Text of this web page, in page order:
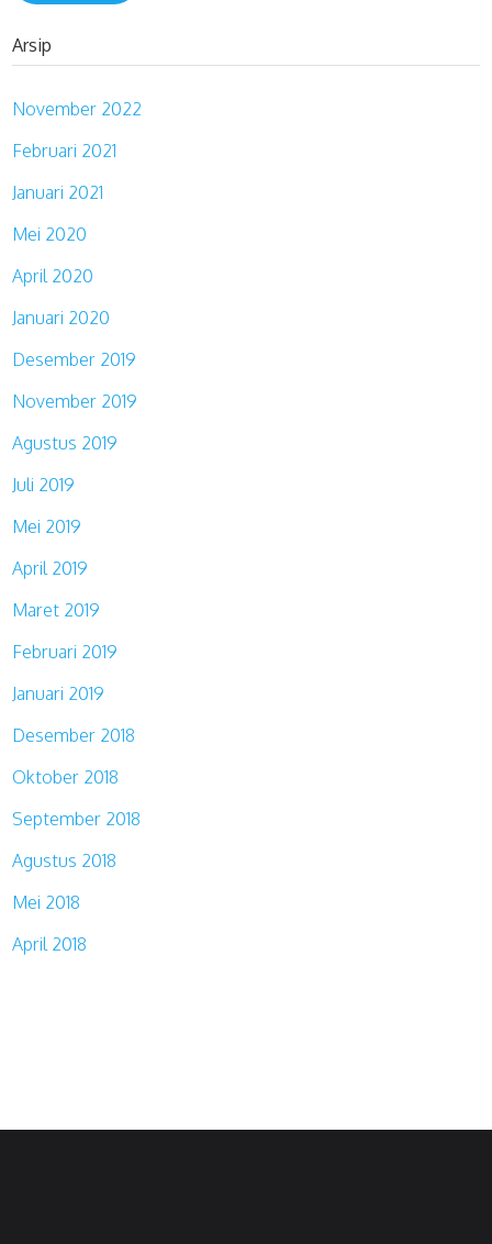
Arsip
November 2022
Februari 2021
Januari 2021
Mei 2020
April 2020
Januari 2020
Desember 2019
November 2019
Agustus 2019
Juli 2019
Mei 2019
April 2019
Maret 2019
Februari 2019
Januari 2019
Desember 2018
Oktober 2018
September 2018
Agustus 2018
Mei 2018
April 2018